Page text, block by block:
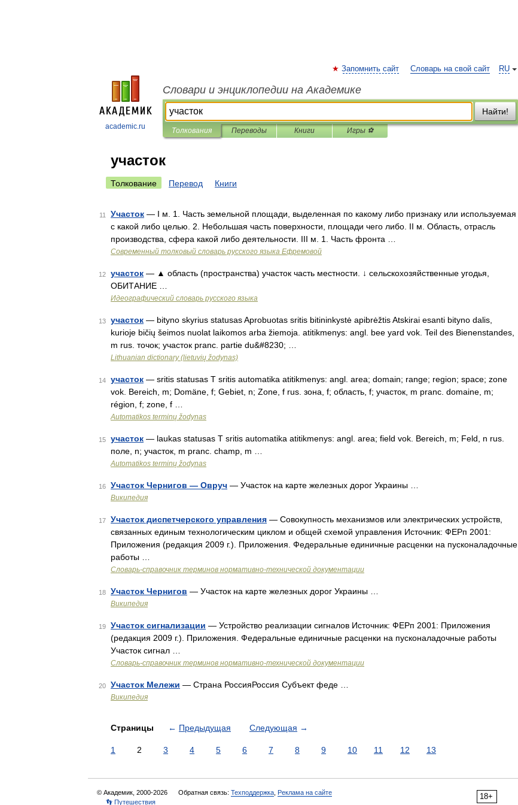
academic.ru
RU
Запомнить сайт Словарь на свой сайт
Словари и энциклопедии на Академике
Найти!
Толкования Переводы Книги Игры ⚽
участок
Толкование Перевод Книги
11 Участок — I м. 1. Часть земельной площади, выделенная по какому либо признаку или используемая
с какой либо целью. 2. Небольшая часть поверхности, площади чего либо. II м. Область, отрасль
производства, сфера какой либо деятельности. III м. 1. Часть фронта …
Современный толковый словарь русского языка Ефремовой
12 участок — ▲ область (пространства) участок часть местности. ↓ сельскохозяйственные угодья,
ОБИТАНИЕ …
Идеографический словарь русского языка
13 участок — bityno skyrius statusas Aprobuotas sritis bitininkystė apibrėžtis Atskirai esanti bityno dalis,
kurioje bičių šeimos nuolat laikomos arba žiemoja. atitikmenys: angl. bee yard vok. Teil des Bienenstandes,
m rus. точок; участок pranc. partie du&#8230; …
Lithuanian dictionary (lietuvių žodynas)
14 участок — sritis statusas T sritis automatika atitikmenys: angl. area; domain; range; region; space; zone
vok. Bereich, m; Domäne, f; Gebiet, n; Zone, f rus. зона, f; область, f; участок, m pranc. domaine, m;
région, f; zone, f …
Automatikos terminų žodynas
15 участок — laukas statusas T sritis automatika atitikmenys: angl. area; field vok. Bereich, m; Feld, n rus.
поле, n; участок, m pranc. champ, m …
Automatikos terminų žodynas
16 Участок Чернигов — Овруч — Участок на карте железных дорог Украины …
Википедия
17 Участок диспетчерского управления — Совокупность механизмов или электрических устройств,
связанных единым технологическим циклом и общей схемой управления Источник: ФЕРп 2001:
Приложения (редакция 2009 г.). Приложения. Федеральные единичные расценки на пусконаладочные
работы …
Словарь-справочник терминов нормативно-технической документации
18 Участок Чернигов — Участок на карте железных дорог Украины …
Википедия
19 Участок сигнализации — Устройство реализации сигналов Источник: ФЕРп 2001: Приложения
(редакция 2009 г.). Приложения. Федеральные единичные расценки на пусконаладочные работы
Участок сигнал …
Словарь-справочник терминов нормативно-технической документации
20 Участок Мележи — Страна РоссияРоссия Субъект феде …
Википедия
Страницы ← Предыдущая Следующая →
1 2 3 4 5 6 7 8 9 10 11 12 13
18+
© Академик, 2000-2026 Обратная связь: Техподдержка Реклама на сайте
👣 Путешествия